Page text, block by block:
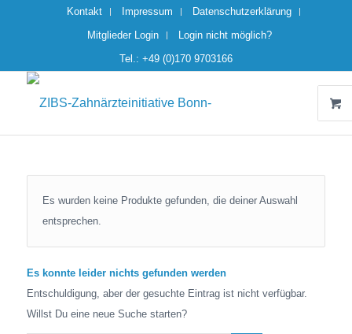
Kontakt Impressum
Datenschutzerklärung
Mitglieder Login
Login nicht möglich?
Tel.: +49 (0)170 9703166
Es wurden keine Produkte gefunden, die deiner Auswahl
entsprechen.
Es konnte leider nichts gefunden werden
Entschuldigung, aber der gesuchte Eintrag ist nicht verfügbar.
Willst Du eine neue Suche starten?